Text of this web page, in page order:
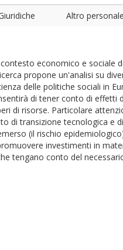
Altro
economico e
propone un'analisi su
delle politiche sociali in
di tener conto di
di risorse. Particolare
di transizione tecnologica e
(il rischio
investimenti in
tengano conto del